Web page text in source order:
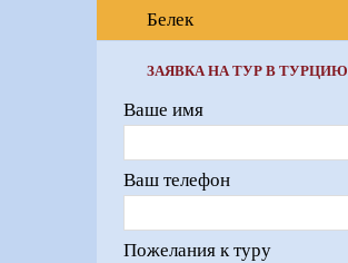
Белек
ЗАЯВКА НА ТУР В ТУРЦИЮ
Ваше имя
Ваш телефон
Пожелания к туру